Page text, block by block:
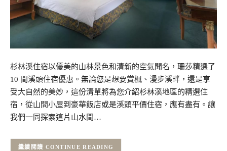
杉林溪住宿以優美的山林景色和清新的空氣聞名，珊莎精選了
10 間溪頭住宿優惠。無論您是想要賞楓、漫步溪畔，還是享
受大自然的美妙，這份清單將為您介紹杉林溪地區的精選住
宿，從山間小屋到豪華飯店或是溪頭平價住宿，應有盡有。讓
我們一同探索這片山水間…
CONTINUE READING